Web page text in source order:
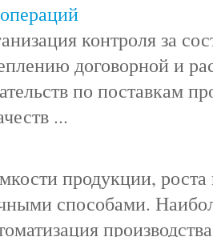
контроля за
договорной и
по поставкам
...
продукции,
способами.